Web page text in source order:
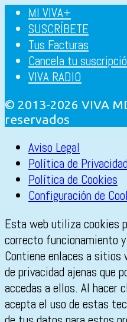
MI VIVA+
SUSCRÍBETE
Tus Facturas
Cancela tu
VIVA RADIO
© 2013-2026 VIVA
reservados
Aviso Legal
Política de Privacidad
Política de Cookies
Configuración de
Esta web utiliza cookies
correcto funcionamiento
Contiene enlaces a
de privacidad ajenas que
accedas a ellos. Al hacer
acepta el uso de estas